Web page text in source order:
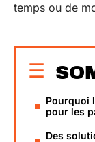
temps ou de
Pourquoi
pour les
Des